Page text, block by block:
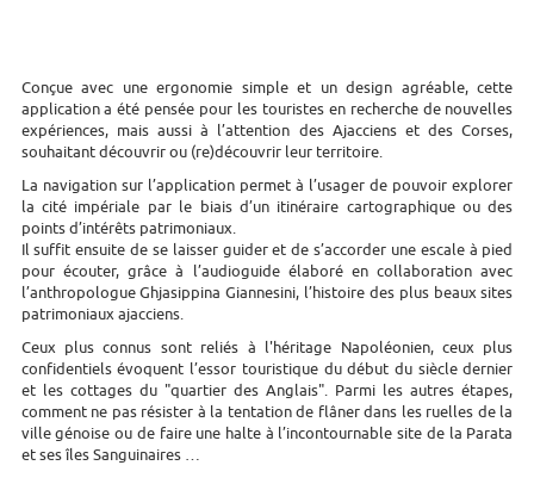
Conçue avec une ergonomie simple et un design agréable, cette
application a été pensée pour les touristes en recherche de nouvelles
expériences, mais aussi à l’attention des Ajacciens et des Corses,
souhaitant découvrir ou (re)découvrir leur territoire.
La navigation sur l’application permet à l’usager de pouvoir explorer
la cité impériale par le biais d’un itinéraire cartographique ou des
points d’intérêts patrimoniaux.
Il suffit ensuite de se laisser guider et de s’accorder une escale à pied
pour écouter, grâce à l’audioguide élaboré en collaboration avec
l’anthropologue Ghjasippina Giannesini, l’histoire des plus beaux sites
patrimoniaux ajacciens.
Ceux plus connus sont reliés à l'héritage Napoléonien, ceux plus
confidentiels évoquent l’essor touristique du début du siècle dernier
et les cottages du "quartier des Anglais". Parmi les autres étapes,
comment ne pas résister à la tentation de flâner dans les ruelles de la
ville génoise ou de faire une halte à l’incontournable site de la Parata
et ses îles Sanguinaires …